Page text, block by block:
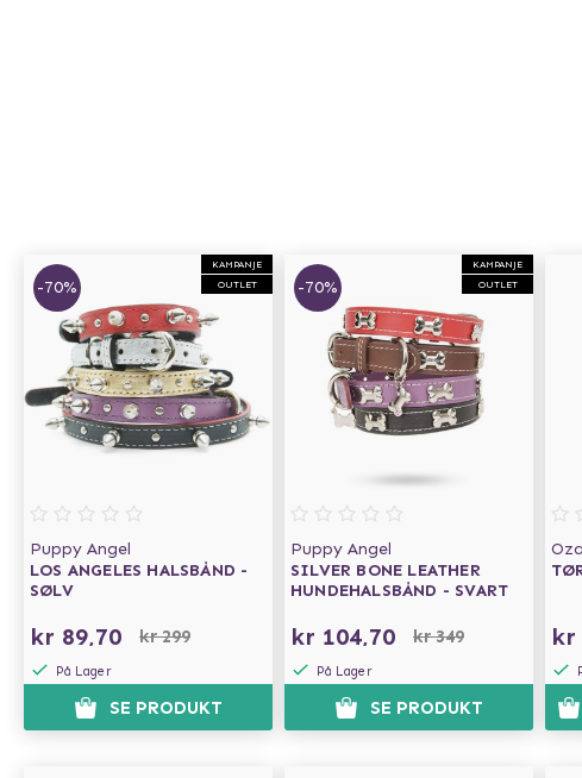
KAMPANJE
OUTLET
-70%
Puppy Angel
LOS ANGELES HALSBÅND -
SØLV
kr 89,70 kr 299
På Lager
SE PRODUKT
KAMPANJE
OUTLET
-70%
Puppy Angel
SILVER BONE LEATHER
HUNDEHALSBÅND - SVART
kr 104,70 kr 349
På Lager
SE PRODUKT
kr